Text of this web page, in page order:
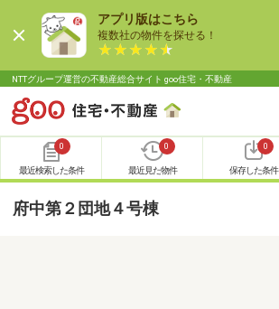
アプリ版はこちら
複数社の物件を探せる！
NTTグループ運営の不動産総合サイト goo住宅・不動産
0
最近検索した条件
0
最近見た物件
0
保存した条件
府中第２団地４号棟